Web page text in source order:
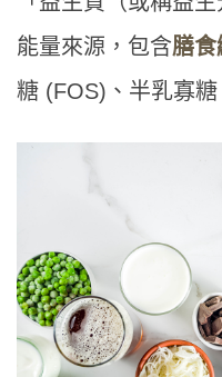
能量來源，包含膳食
糖 (FOS)、半乳寡